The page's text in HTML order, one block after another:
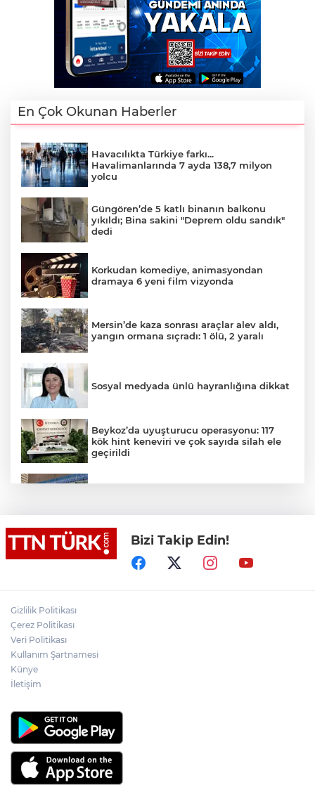
En Çok Okunan Haberler
Havacılıkta Türkiye farkı...
Havalimanlarında 7 ayda 138,7 milyon
yolcu
Güngören’de 5 katlı binanın balkonu
yıkıldı; Bina sakini "Deprem oldu sandık"
dedi
Korkudan komediye, animasyondan
dramaya 6 yeni film vizyonda
Mersin’de kaza sonrası araçlar alev aldı,
yangın ormana sıçradı: 1 ölü, 2 yaralı
Sosyal medyada ünlü hayranlığına dikkat
Beykoz’da uyuşturucu operasyonu: 117
kök hint keneviri ve çok sayıda silah ele
geçirildi
Denize girmeyin uyarısına aldırış
etmeyen 14 yaşındaki çocuk dalgalara
kapılarak kayboldu
Netanyahu, Hamas’ın
silahsızlandırılmasına yönelik 15
Bizi Takip Edin!
Gizlilik Politikası
Çerez Politikası
Veri Politikası
Kullanım Şartnamesi
Künye
İletişim